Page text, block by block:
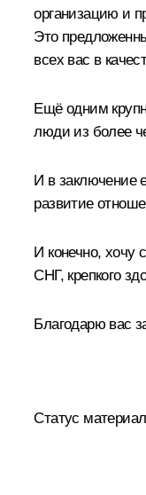
организацию и
Это
всех вас в
Ещё одним
люди из более
И в заключение
развитие
И конечно,
СНГ, крепкого
Благодарю вас
Статус